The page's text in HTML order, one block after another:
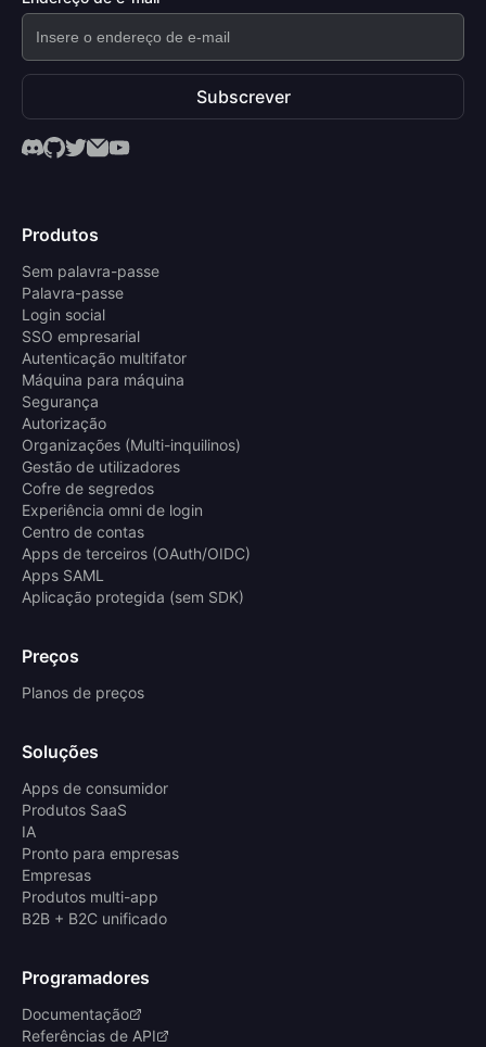
Subscrever
Produtos
Sem palavra-passe
Palavra-passe
Login social
SSO empresarial
Autenticação multifator
Máquina para máquina
Segurança
Autorização
Organizações (Multi-inquilinos)
Gestão de utilizadores
Cofre de segredos
Experiência omni de login
Centro de contas
Apps de terceiros (OAuth/OIDC)
Apps SAML
Aplicação protegida (sem SDK)
Preços
Planos de preços
Soluções
Apps de consumidor
Produtos SaaS
IA
Pronto para empresas
Empresas
Produtos multi-app
B2B + B2C unificado
Programadores
Documentação
Referências de API